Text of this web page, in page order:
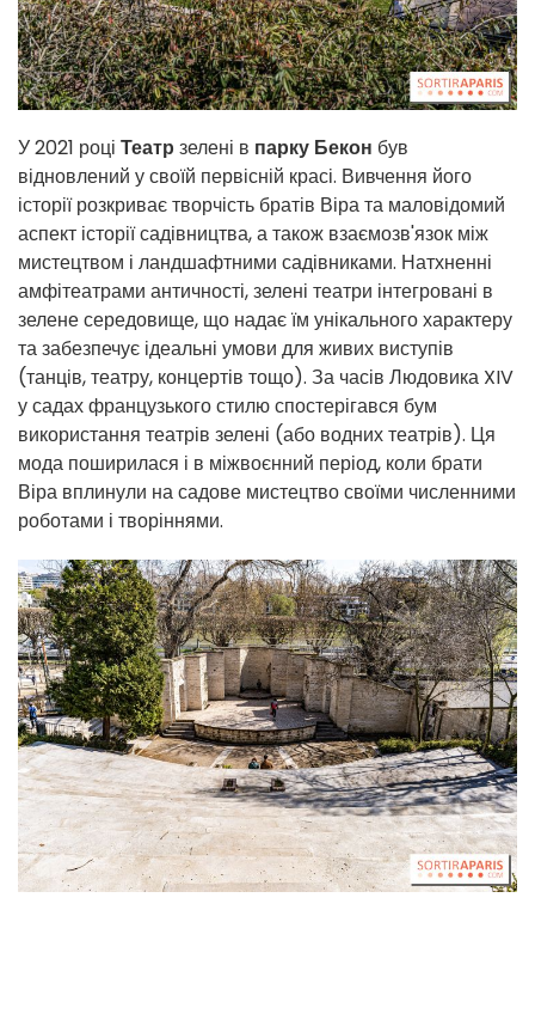
У 2021 році Театр зелені в парку Бекон був
відновлений у своїй первісній красі. Вивчення його
історії розкриває творчість братів Віра та маловідомий
аспект історії садівництва, а також взаємозв'язок між
мистецтвом і ландшафтними садівниками. Натхненні
амфітеатрами античності, зелені театри інтегровані в
зелене середовище, що надає їм унікального характеру
та забезпечує ідеальні умови для живих виступів
(танців, театру, концертів тощо). За часів Людовика XIV
у садах французького стилю спостерігався бум
використання театрів зелені (або водних театрів). Ця
мода поширилася і в міжвоєнний період, коли брати
Віра вплинули на садове мистецтво своїми численними
роботами і творіннями.